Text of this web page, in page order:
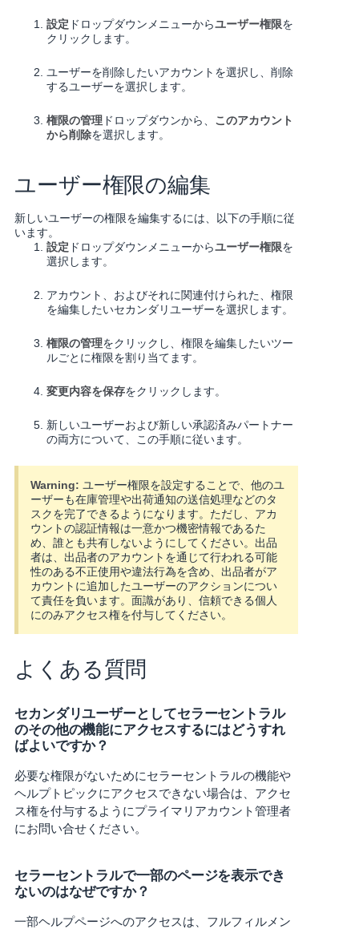
設定 ドロップダウンメニューからユーザー権限を
クリックします。
ユーザーを削除したいアカウントを選択し、削除
するユーザーを選択します。
権限の管理ドロップダウンから、 このアカウント
から削除を選択します。
ユーザー権限の編集
新しいユーザーの権限を編集するには、以下の手順に従
います。
設定 ドロップダウンメニューからユーザー権限を
選択します。
アカウント、およびそれに関連付けられた、権限
を編集したいセカンダリユーザーを選択します。
権限の管理をクリックし、権限を編集したいツー
ルごとに権限を割り当てます。
変更内容を保存をクリックします。
新しいユーザーおよび新しい承認済みパートナー
の両方について、この手順に従います。
Warning: ユーザー権限を設定することで、他のユ
ーザーも在庫管理や出荷通知の送信処理などのタ
スクを完了できるようになります。ただし、アカ
ウントの認証情報は一意かつ機密情報であるた
め、誰とも共有しないようにしてください。出品
者は、出品者のアカウントを通じて行われる可能
性のある不正使用や違法行為を含め、出品者がア
カウントに追加したユーザーのアクションについ
て責任を負います。面識があり、信頼できる個人
にのみアクセス権を付与してください。
よくある質問
セカンダリユーザーとしてセラーセントラル
のその他の機能にアクセスするにはどうすれ
ばよいですか？
必要な権限がないためにセラーセントラルの機能や
ヘルプトピックにアクセスできない場合は、アクセ
ス権を付与するようにプライマリアカウント管理者
にお問い合せください。
セラーセントラルで一部のページを表示でき
ないのはなぜですか？
一部ヘルプページへのアクセスは、フルフィルメン